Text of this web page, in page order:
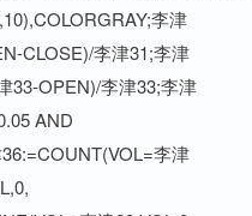
李津
CLOSE)/李津31;李津
33-OPEN)/李津33;李津
AND
李津